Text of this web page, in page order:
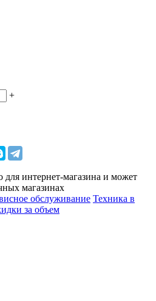
+
для интернет-магазина и может
магазинах
обслуживание Техника в
за объем